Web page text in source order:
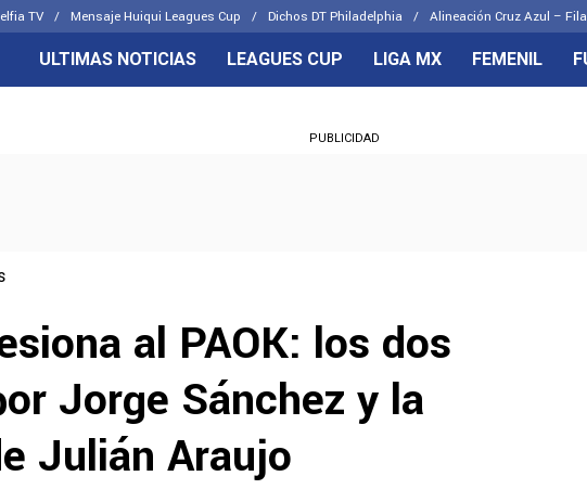
TV Mensaje Huiqui Leagues Cup Dichos DT Philadelphia Alineación Cruz Azul –
CELESTES
ULTIMAS NOTICIAS LEAGUES CUP LIGA MX FEMENIL
PUBLICIDAD
al PAOK: los dos
Jorge Sánchez y la
Julián Araujo